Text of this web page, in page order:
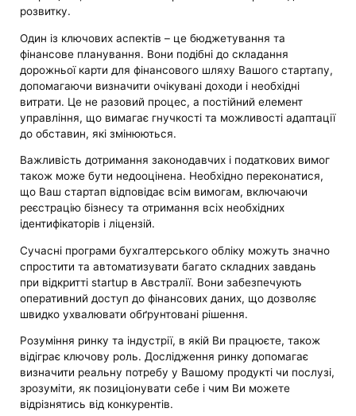
розвитку.
Один із ключових аспектів – це бюджетування та
фінансове планування. Вони подібні до складання
дорожньої карти для фінансового шляху Вашого стартапу,
допомагаючи визначити очікувані доходи і необхідні
витрати. Це не разовий процес, а постійний елемент
управління, що вимагає гнучкості та можливості адаптації
до обставин, які змінюються.
Важливість дотримання законодавчих і податкових вимог
також може бути недооцінена. Необхідно переконатися,
що Ваш стартап відповідає всім вимогам, включаючи
реєстрацію бізнесу та отримання всіх необхідних
ідентифікаторів і ліцензій.
Сучасні програми бухгалтерського обліку можуть значно
спростити та автоматизувати багато складних завдань
при відкритті startup в Австралії. Вони забезпечують
оперативний доступ до фінансових даних, що дозволяє
швидко ухвалювати обґрунтовані рішення.
Розуміння ринку та індустрії, в якій Ви працюєте, також
відіграє ключову роль. Дослідження ринку допомагає
визначити реальну потребу у Вашому продукті чи послузі,
зрозуміти, як позиціонувати себе і чим Ви можете
відрізнятись від конкурентів.